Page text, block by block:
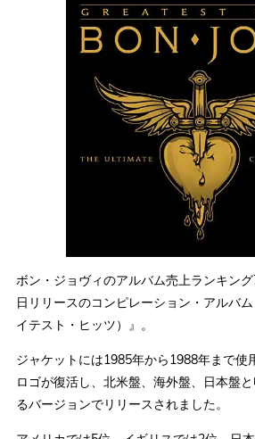
ボン・ジョヴィのアルバム売上ランキン
日リリースのコンピレーション・アルバ
イテスト・ヒッツ）』。
ジャケットには1985年から1988年まで使
ロゴが復活し、北米盤、海外盤、日本盤
るバージョンでリリースされました。